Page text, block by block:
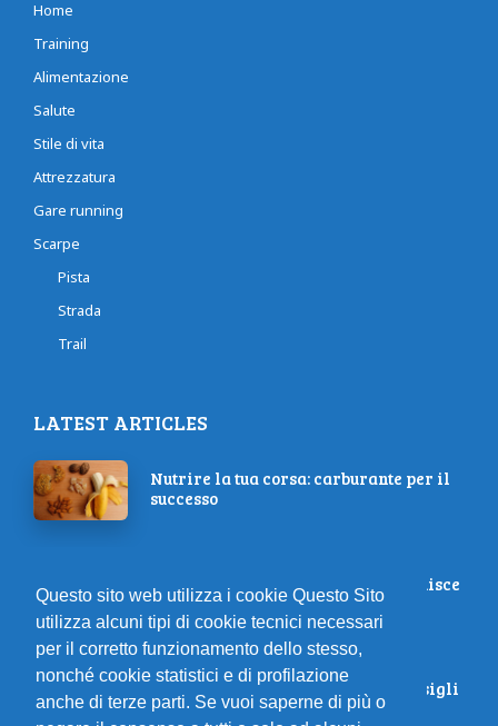
Home
Training
Alimentazione
Salute
Stile di vita
Attrezzatura
Gare running
Scarpe
Pista
Strada
Trail
LATEST ARTICLES
Nutrire la tua corsa: carburante per il
successo
La Scienza del Riposo: Quanto Influisce
sulla Performance Sportiva?
Vivi la tua maratona ideale: 4 consigli
per organizzarla
Questo sito web utilizza i cookie Questo Sito
utilizza alcuni tipi di cookie tecnici necessari
per il corretto funzionamento dello stesso,
nonché cookie statistici e di profilazione
anche di terze parti. Se vuoi saperne di più o